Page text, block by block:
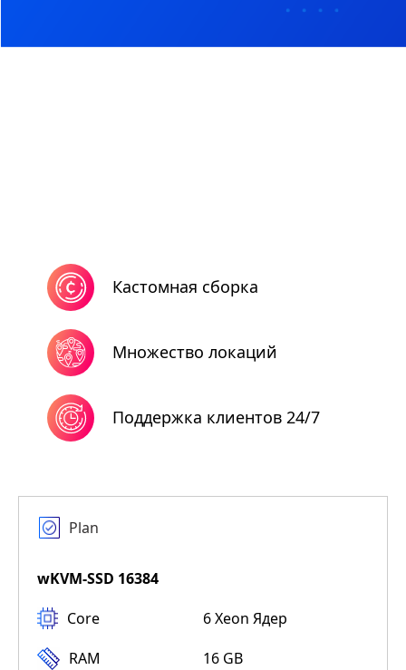
Кастомная сборка
Множество локаций
Поддержка клиентов 24/7
Plan
wKVM-SSD 16384
Core
6 Xeon Ядер
RAM
16 GB